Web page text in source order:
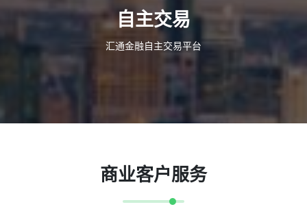
自主交易
汇通金融自主交易平台
商业客户服务